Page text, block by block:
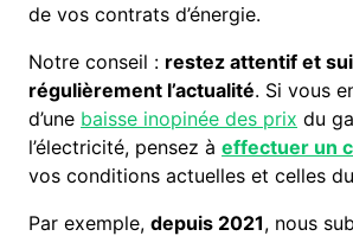
de vos contrats d’énergie.
Notre conseil : restez attentif et
régulièrement l’actualité. Si vous
d’une baisse inopinée des prix du
l’électricité, pensez àeffectuer un
vos conditions actuelles et celles
Par exemple,depuis 2021, nous